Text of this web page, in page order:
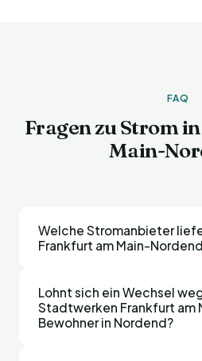
FAQ
Fragen zu Strom
Main-
Welche Stromanbieter
Frankfurt am Main-
alle bundesweit tätigen
neben dem Grundversorger
Lohnt sich ein Wechsel
Stadtwerken Frankfurt am
Bewohner in Nordend?